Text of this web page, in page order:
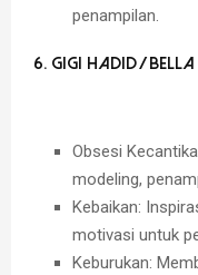
penampilan.
6. Gigi Hadid /
Obsesi
modeling,
Kebaikan:
motivasi untuk
Keburukan: